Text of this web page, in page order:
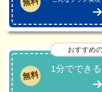
おすすめ
無料
1分でできる